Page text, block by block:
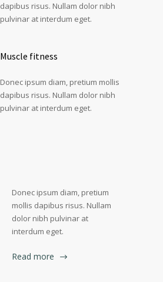
dapibus risus. Nullam dolor nibh
pulvinar at interdum eget.
Muscle fitness
Donec ipsum diam, pretium mollis
dapibus risus. Nullam dolor nibh
pulvinar at interdum eget.
Donec ipsum diam, pretium
mollis dapibus risus. Nullam
dolor nibh pulvinar at
interdum eget.
Read more